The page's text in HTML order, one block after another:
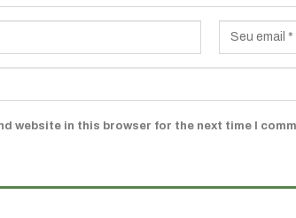
website in this browser for the next time I